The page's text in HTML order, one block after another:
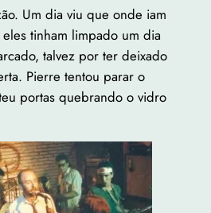
Um dia viu que onde iam
tinham limpado um dia
talvez por ter deixado
Pierre tentou parar o
portas quebrando o vidro